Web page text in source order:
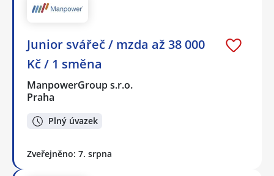
Junior svářeč / mzda až 38 000
Kč / 1 směna
ManpowerGroup s.r.o.
Praha
Plný úvazek
Zveřejněno: 7. srpna